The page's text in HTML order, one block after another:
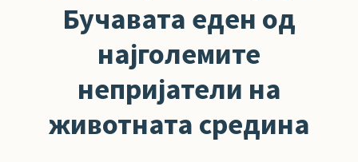
Бучавата еден од
најголемите
непријатели на
животната средина